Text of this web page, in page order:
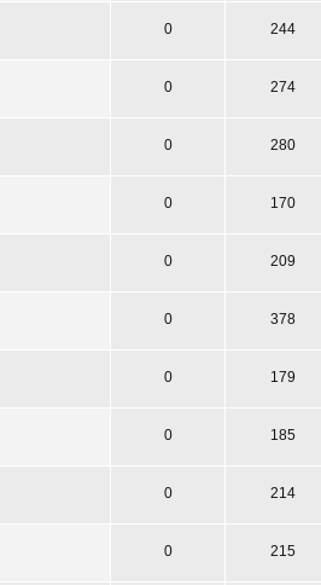
0 244
0 274
0 280
0 170
0 209
0 378
0 179
0 185
0 214
0 215